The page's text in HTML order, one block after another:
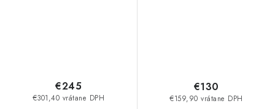
€301,40 vrátane DPH
€245
€159,90 vrátane DPH
€130